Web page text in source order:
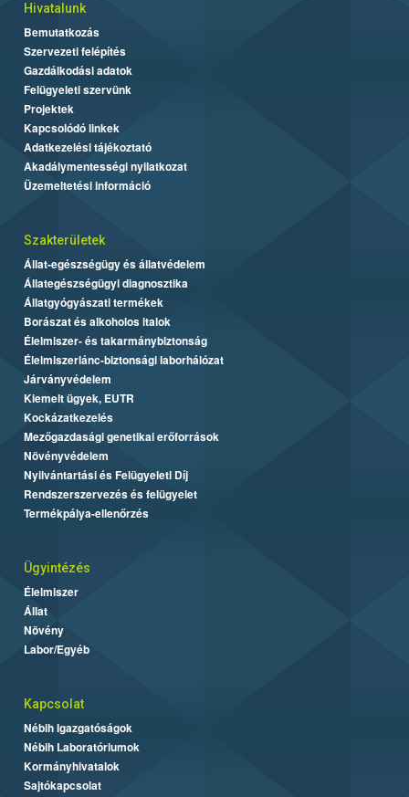
Hivatalunk
Bemutatkozás
Szervezeti felépítés
Gazdálkodási adatok
Felügyeleti szervünk
Projektek
Kapcsolódó linkek
Adatkezelési tájékoztató
Akadálymentességi nyilatkozat
Üzemeltetési információ
Szakterületek
Állat-egészségügy és állatvédelem
Állategészségügyi diagnosztika
Állatgyógyászati termékek
Borászat és alkoholos italok
Élelmiszer- és takarmánybiztonság
Élelmiszerlánc-biztonsági laborhálózat
Járványvédelem
Kiemelt ügyek, EUTR
Kockázatkezelés
Mezőgazdasági genetikai erőforrások
Növényvédelem
Nyilvántartási és Felügyeleti Díj
Rendszerszervezés és felügyelet
Termékpálya-ellenőrzés
Ügyintézés
Élelmiszer
Állat
Növény
Labor/Egyéb
Kapcsolat
Nébih Igazgatóságok
Nébih Laboratóriumok
Kormányhivatalok
Sajtókapcsolat